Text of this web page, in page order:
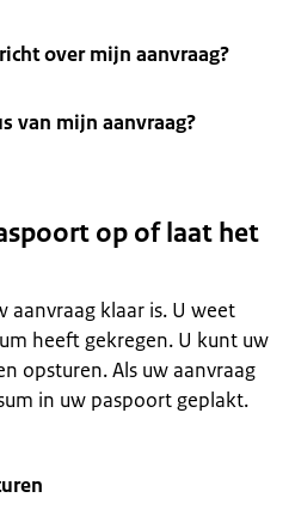
over mijn aanvraag?
van mijn aanvraag?
op of laat het
aanvraag klaar is. U weet
heeft gekregen. U kunt uw
opsturen. Als uw aanvraag
in uw paspoort geplakt.